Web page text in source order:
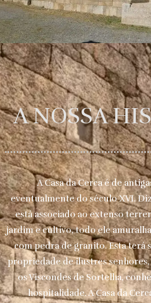
A NOSSA
A Casa da Cerca é de
eventualmente do século XVI.
está associado ao extenso
jardim e cultivo, todo ele
com pedra de granito. Esta terá
propriedade de ilustres
os Viscondes de Sortelha,
hospitalidade. A Casa da